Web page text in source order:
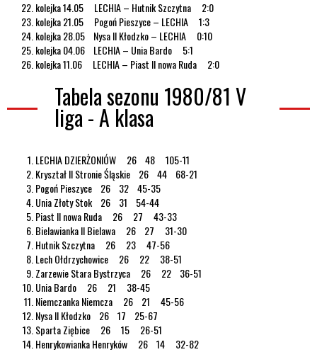
kolejka 14.05 LECHIA – Hutnik Szczytna 2:0
kolejka 21.05 Pogoń Pieszyce – LECHIA 1:3
kolejka 28.05 Nysa II Kłodzko – LECHIA 0:10
kolejka 04.06 LECHIA – Unia Bardo 5:1
kolejka 11.06 LECHIA – Piast II nowa Ruda 2:0
Tabela sezonu 1980/81 V
liga - A klasa
LECHIA DZIERŻONIÓW 26 48 105-11
Kryształ II Stronie Śląskie 26 44 68-21
Pogoń Pieszyce 26 32 45-35
Unia Złoty Stok 26 31 54-44
Piast II nowa Ruda 26 27 43-33
Bielawianka II Bielawa 26 27 31-30
Hutnik Szczytna 26 23 47-56
Lech Ołdrzychowice 26 22 38-51
Zarzewie Stara Bystrzyca 26 22 36-51
Unia Bardo 26 21 38-45
Niemczanka Niemcza 26 21 45-56
Nysa II Kłodzko 26 17 25-67
Sparta Ziębice 26 15 26-51
Henrykowianka Henryków 26 14 32-82